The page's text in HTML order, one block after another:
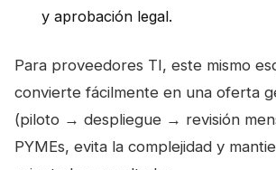
y aprobación legal.
Para proveedores TI, este mismo
convierte fácilmente en una oferta
(piloto → despliegue → revisión
PYMEs, evita la complejidad y